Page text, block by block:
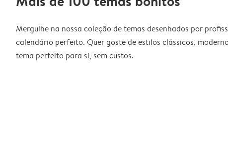
Mergulhe na nossa coleção de temas desenhados por
calendário perfeito. Quer goste de estilos clássicos,
tema perfeito para si, sem custos.